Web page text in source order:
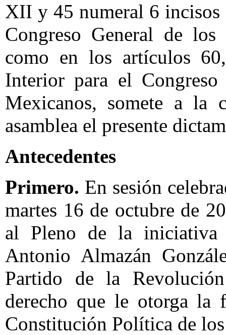
XII y 45 numeral 6
Congreso General de
como en los artículos
Interior para el
Mexicanos, somete a la
asamblea el presente
Antecedentes
Primero. En sesión
martes 16 de octubre de
al Pleno de la iniciativa
Antonio Almazán
Partido de la
derecho que le otorga
Constitución Política de